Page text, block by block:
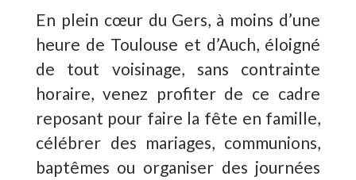
En plein cœur du Gers, à moins d’une
heure de Toulouse et d’Auch, éloigné
de tout voisinage, sans contrainte
horaire, venez profiter de ce cadre
reposant pour faire la fête en famille,
célébrer des mariages, communions,
baptêmes ou organiser des journées